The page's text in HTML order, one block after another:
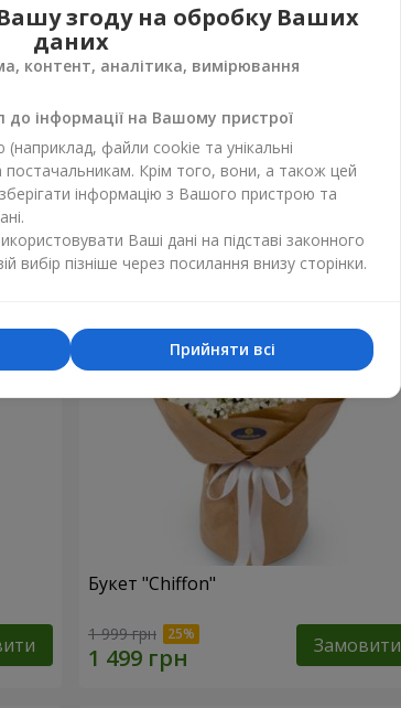
Монобукет з 11 червоних троянд
1 374 грн
Букет "Chiffon"
1 999 грн Замовити
згоду на обробку Ваших
даних
контент, аналітика, вимірювання
до інформації на Вашому пристрої
файли cookie та унікальні
постачальникам. Крім того, вони, а також цей
інформацію з Вашого пристрою та
Ваші дані на підставі законного
вибір пізніше через посилання внизу сторінки.
Прийняти всі